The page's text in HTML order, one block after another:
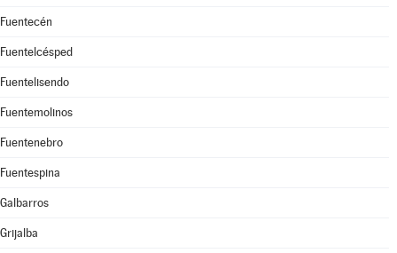
Fuentecén
Fuentelcésped
Fuentelisendo
Fuentemolinos
Fuentenebro
Fuentespina
Galbarros
Grijalba